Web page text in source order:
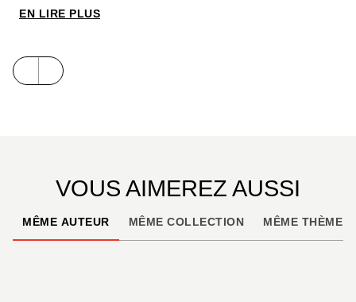
libre, léger et le dessin à la fois mignon et sensuel
de mieux !
EN LIRE PLUS
VOUS AIMEREZ AUSSI
MÊME AUTEUR MÊME COLLECTION MÊME THÈME